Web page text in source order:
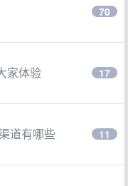
70
家体验 17
道有哪些 11